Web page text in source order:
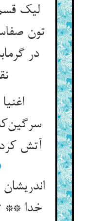
لیک
تون
در
آتش
خدا **